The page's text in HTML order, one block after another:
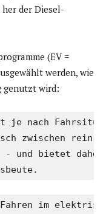
der Diesel-
(EV =
werden, wie
genutzt wird:
je nach
zwischen rein
- und bietet
im